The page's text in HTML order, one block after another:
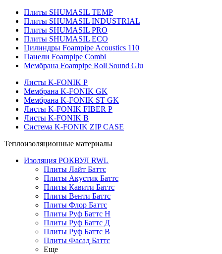
Плиты SHUMASIL TEMP
Плиты SHUMASIL INDUSTRIAL
Плиты SHUMASIL PRO
Плиты SHUMASIL ECO
Цилиндры Foampipe Acoustics 110
Панели Foampipe Combi
Мембрана Foampipe Roll Sound Glu
Листы K-FONIK P
Мембрана K-FONIK GK
Мембрана K-FONIK ST GK
Листы K-FONIK FIBER P
Листы K-FONIK B
Система K-FONIK ZIP CASE
Теплоизоляционные материалы
Изоляция РОКВУЛ RWL
Плиты Лайт Баттс
Плиты Акустик Баттс
Плиты Кавити Баттс
Плиты Венти Баттс
Плиты Флор Баттс
Плиты Руф Баттс Н
Плиты Руф Баттс Д
Плиты Руф Баттс В
Плиты Фасад Баттс
Еще